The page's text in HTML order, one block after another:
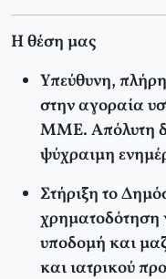
Η θέση μας
Υπεύθυνη,
στην αγοραία
ΜΜΕ. Απόλυτη
ψύχραιμη
Στήριξη το
χρηματοδότηση
υποδομή και
και ιατρικού